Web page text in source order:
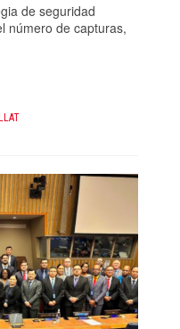
de seguridad
número de capturas,